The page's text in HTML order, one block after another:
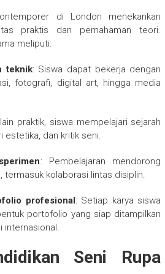
di London menekankan
praktis dan pemahaman teori.
meliputi:
teknik: Siswa dapat bekerja dengan
fotografi, digital art, hingga media
praktik, siswa mempelajari sejarah
estetika, dan kritik seni.
: Pembelajaran mendorong
termasuk kolaborasi lintas disiplin.
profesional: Setiap karya siswa
portofolio yang siap ditampilkan
internasional.
Seni Rupa